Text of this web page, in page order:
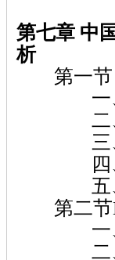
第七章 中
析
第一节
一、
二、企
三、企
四、企
五、
第二节
一、
二、企